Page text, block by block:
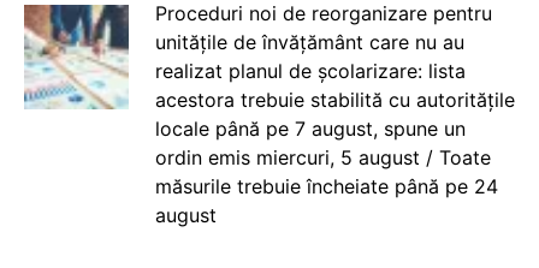
Proceduri noi de reorganizare pentru
unitățile de învățământ care nu au
realizat planul de școlarizare: lista
acestora trebuie stabilită cu autoritățile
locale până pe 7 august, spune un
ordin emis miercuri, 5 august / Toate
măsurile trebuie încheiate până pe 24
august